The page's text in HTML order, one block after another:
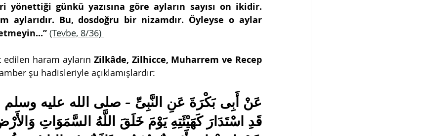
yönettiği günkü yazısına göre ayların sayısı on ikidir.
aylarıdır. Bu, dosdoğru bir nizamdır. Öyleyse o aylar
(Tevbe, 8/36)
haram ayların
şu hadisleriyle açıklamışlardır: